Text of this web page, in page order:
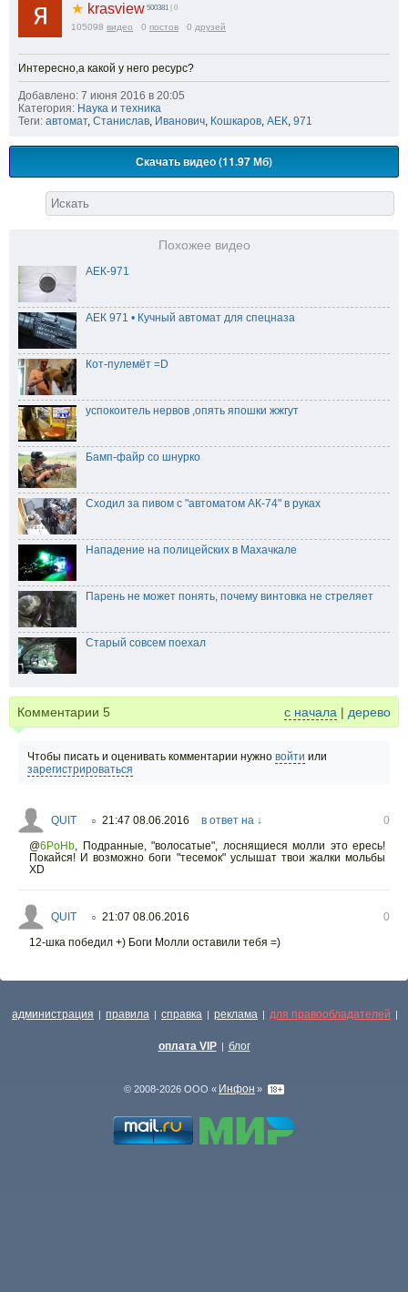
★ krasview 500381 | 0
105098 видео 0 постов 0 друзей
Интересно,а какой у него ресурс?
Добавлено: 7 июня 2016 в 20:05
Категория: Наука и техника
Теги: автомат, Станислав, Иванович, Кошкаров, АЕК, 971
Скачать видео (11.97 Мб)
Похожее видео
АЕК-971
АЕК 971 • Кучный автомат для спецназа
Кот-пулемёт =D
успокоитель нервов ,опять япошки жжгут
Бамп-файр со шнурко
Сходил за пивом с "автоматом АК-74" в руках
Нападение на полицейских в Махачкале
Парень не может понять, почему винтовка не стреляет
Старый совсем поехал
Комментарии 5 с начала | дерево
Чтобы писать и оценивать комментарии нужно войти или
зарегистрироваться
QUIT ○ 21:47 08.06.2016 в ответ на ↓
0
@6PoHb, Подранные, "волосатые", лоснящиеся молли это ересь!
Покайся! И возможно боги "тесемок" услышат твои жалки мольбы
XD
QUIT ○ 21:07 08.06.2016
0
12-шка победил +) Боги Молли оставили тебя =)
администрация | правила | справка | реклама | для правообладателей |
оплата VIP | блог
© 2008-2026 ООО « Инфон »